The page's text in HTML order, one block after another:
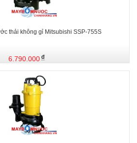
thải không gỉ Mitsubishi SSP-755S
6.790.000